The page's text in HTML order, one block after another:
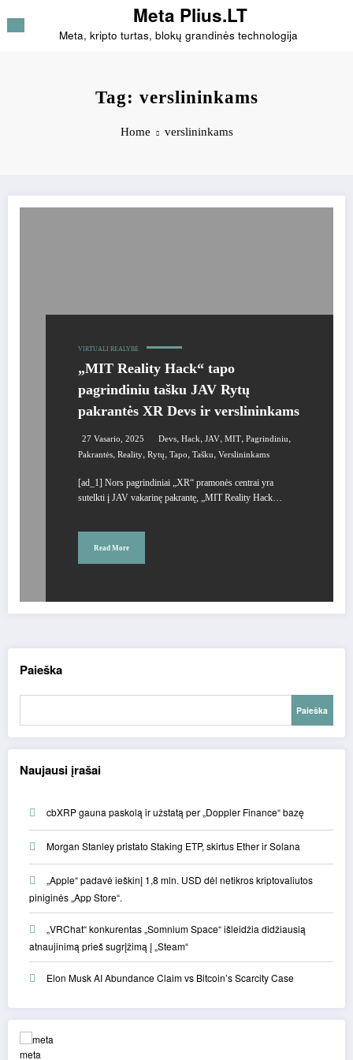
content
Meta Plius.LT
Meta, kripto turtas, blokų grandinės technologija
Tag: verslininkams
Home verslininkams
VIRTUALI REALYBĖ
„MIT Reality Hack“ tapo
pagrindiniu tašku JAV Rytų
pakrantės XR Devs ir verslininkams
27 Vasario, 2025 Devs, Hack, JAV, MIT, Pagrindiniu,
Pakrantės, Reality, Rytų, Tapo, Tašku, Verslininkams
[ad_1] Nors pagrindiniai „XR“ pramonės centrai yra
sutelkti į JAV vakarinę pakrantę, „MIT Reality Hack…
Read More
Paieška
Paieška
Naujausi įrašai
cbXRP gauna paskolą ir užstatą per „Doppler Finance“ bazę
Morgan Stanley pristato Staking ETP, skirtus Ether ir Solana
„Apple“ padavė ieškinį 1,8 mln. USD dėl netikros kriptovaliutos
piniginės „App Store“.
„VRChat“ konkurentas „Somnium Space“ išleidžia didžiausią
atnaujinimą prieš sugrįžimą į „Steam“
Elon Musk AI Abundance Claim vs Bitcoin’s Scarcity Case
meta